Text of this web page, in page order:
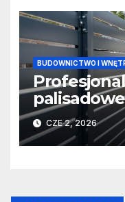
BUDOWNICTWO I
trwałości i
designu
CZE 2, 2026